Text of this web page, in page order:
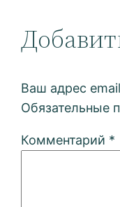
Ваш адрес
Обязательные
Комментарий *